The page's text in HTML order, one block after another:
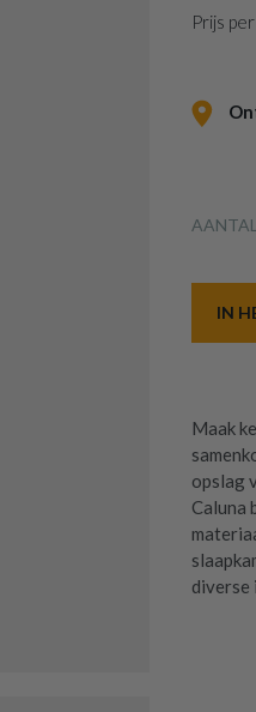
Prijs
AANTAL
IN
Maak
opslag
Caluna